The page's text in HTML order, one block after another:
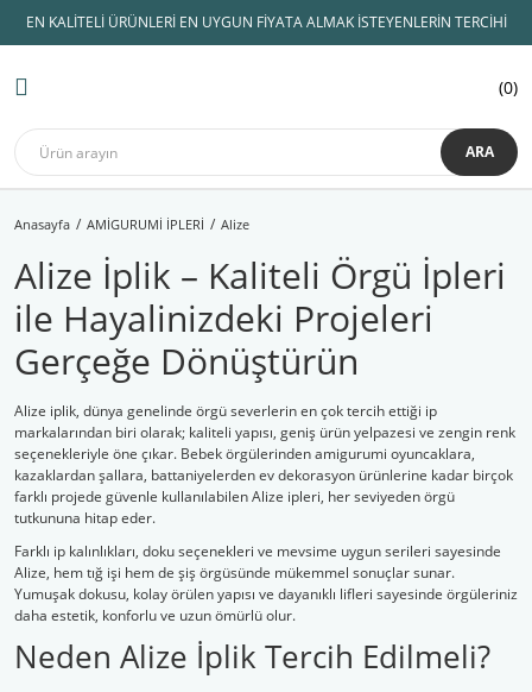
EN KALİTELİ ÜRÜNLERİ EN UYGUN FİYATA ALMAK İSTEYENLERİN TERCİHİ
ARA
0
Anasayfa AMİGURUMİ İPLERİ Alize
Alize İplik – Kaliteli Örgü İpleri
ile Hayalinizdeki Projeleri
Gerçeğe Dönüştürün
Alize iplik, dünya genelinde örgü severlerin en çok tercih ettiği ip
markalarından biri olarak; kaliteli yapısı, geniş ürün yelpazesi ve zengin renk
seçenekleriyle öne çıkar. Bebek örgülerinden amigurumi oyuncaklara,
kazaklardan şallara, battaniyelerden ev dekorasyon ürünlerine kadar birçok
farklı projede güvenle kullanılabilen Alize ipleri, her seviyeden örgü
tutkununa hitap eder.
Farklı ip kalınlıkları, doku seçenekleri ve mevsime uygun serileri sayesinde
Alize, hem tığ işi hem de şiş örgüsünde mükemmel sonuçlar sunar.
Yumuşak dokusu, kolay örülen yapısı ve dayanıklı lifleri sayesinde örgüleriniz
daha estetik, konforlu ve uzun ömürlü olur.
Neden Alize İplik Tercih Edilmeli?
Geri Dön
AMİGURUMİ İPLERİ
Lady Yarn
Yarnart
Alize
Catania
Etrofil
Himalaya
Geri Dön
KADİFE İPLER
Himalaya kadife
Geri Dön
Dolphin Baby
Dolphin Baby Fine
Himalaya Dolphin Bİg
Koala
Etrofil kadife
Geri Dön
ÖRGÜ İPLERİ
Koton İpler
Lif İpleri
Anchor Muline
Bebe Yünleri
Çanta Yapım İpleri
Merserize İplik
Panç ipleri
Patik İpleri
Şal İpleri
Geri Dön
ŞİŞLER ve TIĞLAR
Tulip TIĞ
Knitpro
Örgü Şişi
İğne Çeşitleri
Misinalı Şiş
Geri Dön
AMİGURUMİ MALZEMELERİ
Amigurumi Göz
Amigurumi Aksesuar
Amigurumi Burun
Emzik Zinciri Malzeme
Geri Dön
Hobi Malzemeleri
Çanta İpleri
Çanta Malzemeleri
Mezuralar
Patik Tabanları